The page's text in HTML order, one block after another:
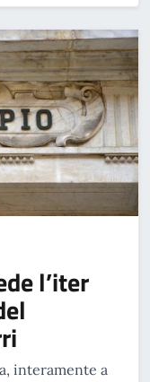
l’iter
interamente a